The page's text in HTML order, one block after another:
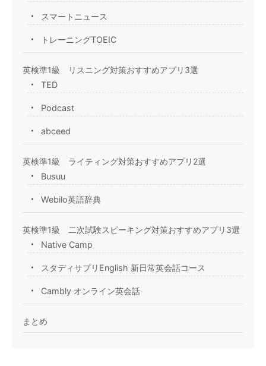
スマートニュース
トレーニングTOEIC
英検準1級 リスニング対策おすすめアプリ3選
TED
Podcast
abceed
英検準1級 ライティング対策おすすめアプリ2選
Busuu
Webilo英語辞典
英検準1級 二次試験スピーキング対策おすすめアプリ3選
Native Camp
スタディサプリEnglish 新日常英会話コース
Cambly オンライン英会話
まとめ